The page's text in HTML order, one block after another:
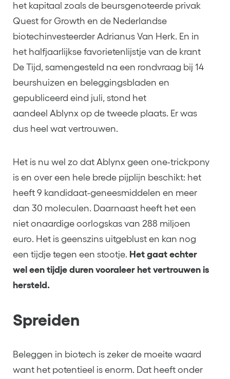
het kapitaal zoals de beursgenoteerde privak
Quest for Growth en de Nederlandse
biotechinvesteerder Adrianus Van Herk. En in
het halfjaarlijkse favorietenlijstje van de krant
De Tijd, samengesteld na een rondvraag bij 14
beurshuizen en beleggingsbladen en
gepubliceerd eind juli, stond het
aandeel Ablynx op de tweede plaats. Er was
dus heel wat vertrouwen.
Het is nu wel zo dat Ablynx geen one-trickpony
is en over een hele brede pijplijn beschikt: het
heeft 9 kandidaat-geneesmiddelen en meer
dan 30 moleculen. Daarnaast heeft het een
niet onaardige oorlogskas van 288 miljoen
euro. Het is geenszins uitgeblust en kan nog
een tijdje tegen een stootje. Het gaat echter
wel een tijdje duren vooraleer het vertrouwen is
hersteld.
Spreiden
Beleggen in biotech is zeker de moeite waard
want het potentieel is enorm. Dat heeft onder